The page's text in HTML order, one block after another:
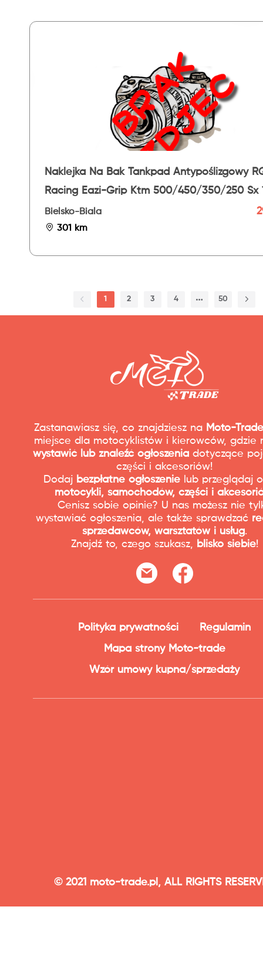
Naklejka Na Bak Tankpad Antypoślizgowy
Racing Eazi-Grip Ktm 500/450/350/250 Sx
22 - Evo
Bielsko-Biala
301 km
1 2 3 4 50
Zastanawiasz się, co znajdziesz na Moto-
miejsce dla motocyklistów i kierowców, gdzie
wystawić lub znaleźć ogłoszenia dotyczące
części i akcesoriów!
Dodaj bezpłatne ogłoszenielub przeglądaj
motocykli, samochodów, części i
Cenisz sobie opinie? U nas możesz nie
wystawiać ogłoszenia, ale także sprawdzać
sprzedawców, warsztatów i usług.
Znajdź to, czego szukasz, blisko siebie!
Polityka prywatności
Regulamin
Mapa strony Moto-trade
Wzór umowy kupna/sprzedaży
© 2021 moto-trade.pl, ALL RIGHTS